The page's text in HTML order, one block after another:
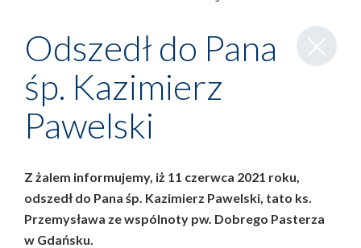
Zamknij
wpis
Odszedł do Pana
śp. Kazimierz
Pawelski
Z żalem informujemy, iż 11 czerwca 2021 roku,
odszedł do Pana śp. Kazimierz Pawelski, tato ks.
Przemysława ze wspólnoty pw. Dobrego Pasterza
w Gdańsku.